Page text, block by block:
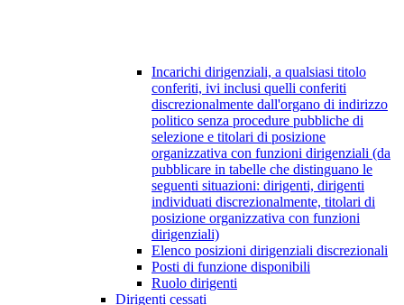
Incarichi dirigenziali, a qualsiasi titolo
conferiti, ivi inclusi quelli conferiti
discrezionalmente dall'organo di indirizzo
politico senza procedure pubbliche di
selezione e titolari di posizione
organizzativa con funzioni dirigenziali (da
pubblicare in tabelle che distinguano le
seguenti situazioni: dirigenti, dirigenti
individuati discrezionalmente, titolari di
posizione organizzativa con funzioni
dirigenziali)
Elenco posizioni dirigenziali discrezionali
Posti di funzione disponibili
Ruolo dirigenti
Dirigenti cessati